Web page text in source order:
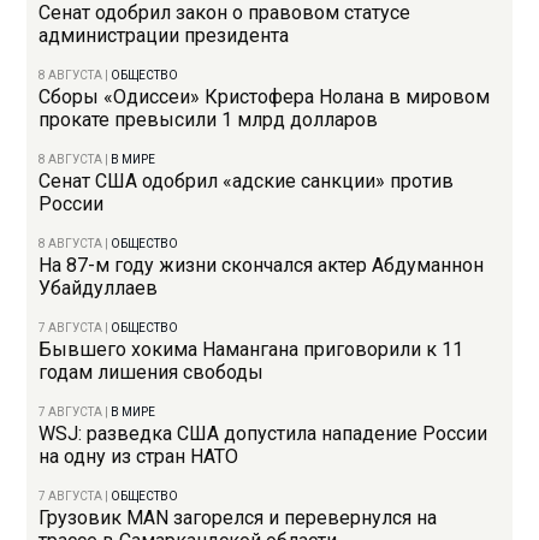
Сенат одобрил закон о правовом статусе
администрации президента
8 АВГУСТА ОБЩЕСТВО
Сборы «Одиссеи» Кристофера Нолана в мировом
прокате превысили 1 млрд долларов
8 АВГУСТА В МИРЕ
Сенат США одобрил «адские санкции» против
России
8 АВГУСТА ОБЩЕСТВО
На 87-м году жизни скончался актер Абдуманнон
Убайдуллаев
7 АВГУСТА ОБЩЕСТВО
Бывшего хокима Намангана приговорили к 11
годам лишения свободы
7 АВГУСТА В МИРЕ
WSJ: разведка США допустила нападение России
на одну из стран НАТО
7 АВГУСТА ОБЩЕСТВО
Грузовик MAN загорелся и перевернулся на